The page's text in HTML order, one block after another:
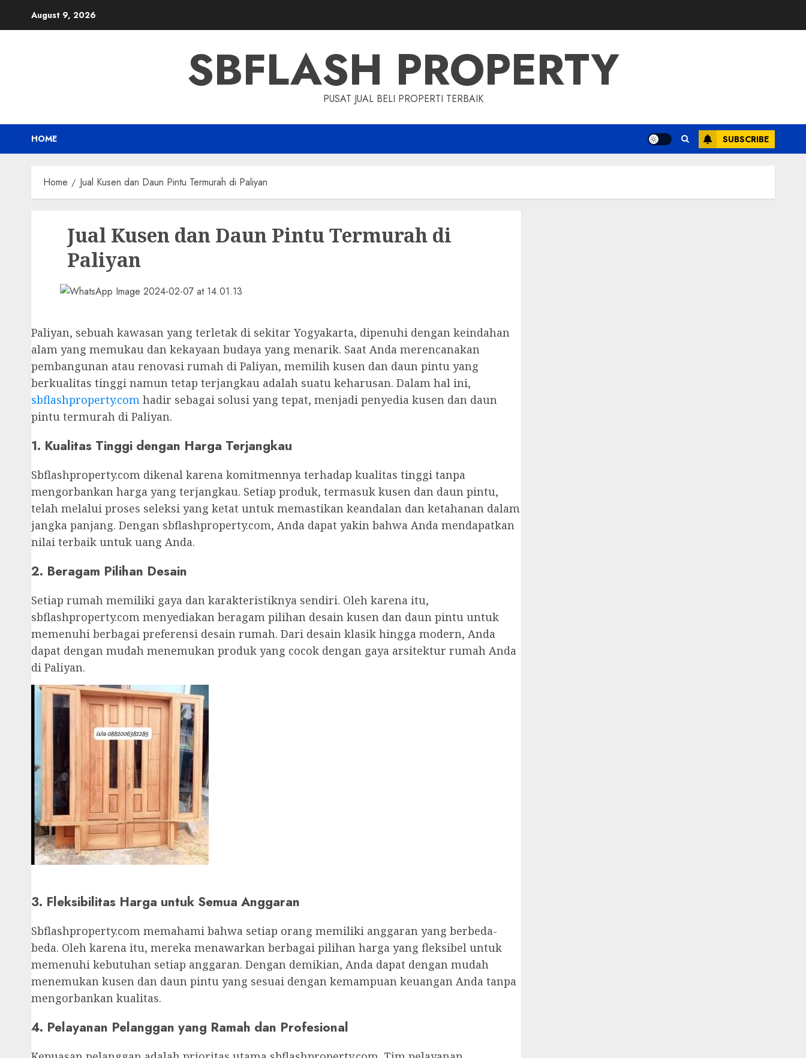
August 9, 2026
SBFLASH PROPERTY
PUSAT JUAL BELI PROPERTI TERBAIK
HOME SUBSCRIBE
Home Jual Kusen dan Daun Pintu Termurah di Paliyan
Jual Kusen dan Daun Pintu Termurah di
Paliyan
Paliyan, sebuah kawasan yang terletak di sekitar Yogyakarta, dipenuhi dengan keindahan
alam yang memukau dan kekayaan budaya yang menarik. Saat Anda merencanakan
pembangunan atau renovasi rumah di Paliyan, memilih kusen dan daun pintu yang
berkualitas tinggi namun tetap terjangkau adalah suatu keharusan. Dalam hal ini,
sbflashproperty.com hadir sebagai solusi yang tepat, menjadi penyedia kusen dan daun
pintu termurah di Paliyan.
1. Kualitas Tinggi dengan Harga Terjangkau
Sbflashproperty.com dikenal karena komitmennya terhadap kualitas tinggi tanpa
mengorbankan harga yang terjangkau. Setiap produk, termasuk kusen dan daun pintu,
telah melalui proses seleksi yang ketat untuk memastikan keandalan dan ketahanan dalam
jangka panjang. Dengan sbflashproperty.com, Anda dapat yakin bahwa Anda mendapatkan
nilai terbaik untuk uang Anda.
2. Beragam Pilihan Desain
Setiap rumah memiliki gaya dan karakteristiknya sendiri. Oleh karena itu,
sbflashproperty.com menyediakan beragam pilihan desain kusen dan daun pintu untuk
memenuhi berbagai preferensi desain rumah. Dari desain klasik hingga modern, Anda
dapat dengan mudah menemukan produk yang cocok dengan gaya arsitektur rumah Anda
di Paliyan.
3. Fleksibilitas Harga untuk Semua Anggaran
Sbflashproperty.com memahami bahwa setiap orang memiliki anggaran yang berbeda-
beda. Oleh karena itu, mereka menawarkan berbagai pilihan harga yang fleksibel untuk
memenuhi kebutuhan setiap anggaran. Dengan demikian, Anda dapat dengan mudah
menemukan kusen dan daun pintu yang sesuai dengan kemampuan keuangan Anda tanpa
mengorbankan kualitas.
4. Pelayanan Pelanggan yang Ramah dan Profesional